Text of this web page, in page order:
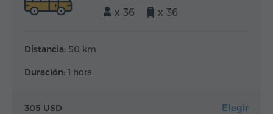
x 36
x 36
Distancia: 50 km
Duración: 1 hora
305 USD Elegir